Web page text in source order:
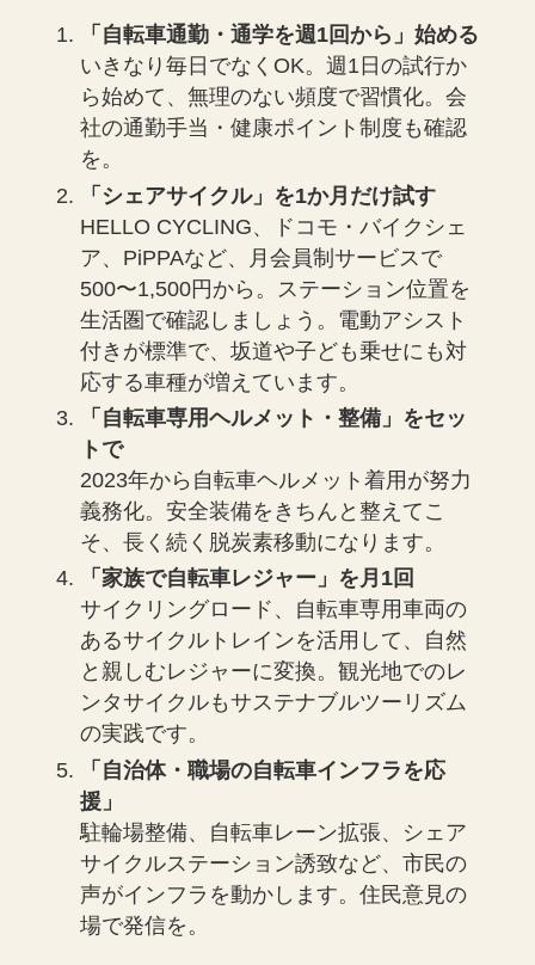
「自転車通勤・通学を週1回から」始める
いきなり毎日でなくOK。週1日の試行か
ら始めて、無理のない頻度で習慣化。会
社の通勤手当・健康ポイント制度も確認
を。
「シェアサイクル」を1か月だけ試す
HELLO CYCLING、ドコモ・バイクシェ
ア、PiPPAなど、月会員制サービスで
500〜1,500円から。ステーション位置を
生活圏で確認しましょう。電動アシスト
付きが標準で、坂道や子ども乗せにも対
応する車種が増えています。
「自転車専用ヘルメット・整備」をセッ
トで
2023年から自転車ヘルメット着用が努力
義務化。安全装備をきちんと整えてこ
そ、長く続く脱炭素移動になります。
「家族で自転車レジャー」を月1回
サイクリングロード、自転車専用車両の
あるサイクルトレインを活用して、自然
と親しむレジャーに変換。観光地でのレ
ンタサイクルもサステナブルツーリズム
の実践です。
「自治体・職場の自転車インフラを応
援」
駐輪場整備、自転車レーン拡張、シェア
サイクルステーション誘致など、市民の
声がインフラを動かします。住民意見の
場で発信を。